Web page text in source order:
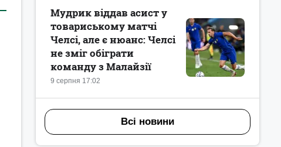
9 серпня 17:02
Мудрик віддав асист у
товариському матчі
Челсі, але є нюанс: Челсі
не зміг обіграти
команду з Малайзії
Всі новини